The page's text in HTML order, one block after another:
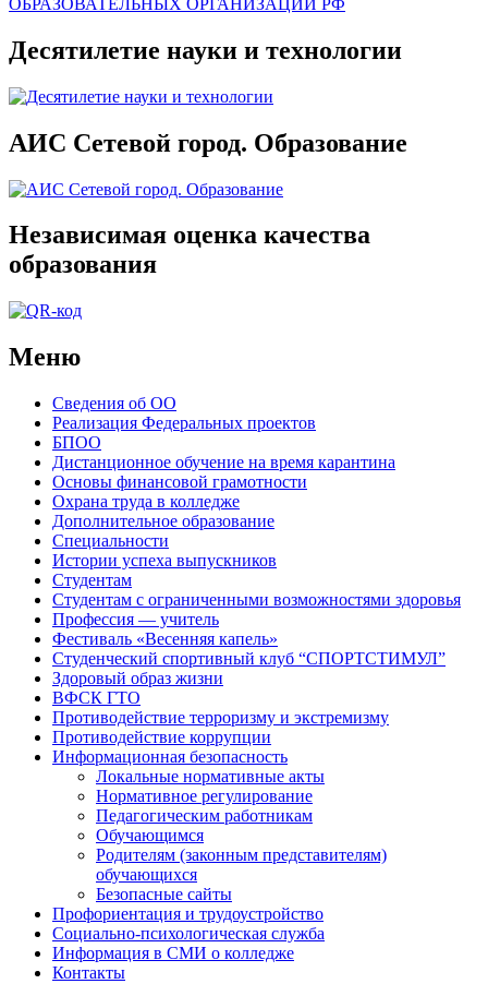
Десятилетие науки и технологии
АИС Сетевой город. Образование
Независимая оценка качества
образования
Меню
Сведения об ОО
Реализация Федеральных проектов
БПОО
Дистанционное обучение на время карантина
Основы финансовой грамотности
Охрана труда в колледже
Дополнительное образование
Специальности
Истории успеха выпускников
Студентам
Студентам с ограниченными возможностями здоровья
Профессия — учитель
Фестиваль «Весенняя капель»
Студенческий спортивный клуб “СПОРТСТИМУЛ”
Здоровый образ жизни
ВФСК ГТО
Противодействие терроризму и экстремизму
Противодействие коррупции
Информационная безопасность
Локальные нормативные акты
Нормативное регулирование
Педагогическим работникам
Обучающимся
Родителям (законным представителям)
обучающихся
Безопасные сайты
Профориентация и трудоустройство
Социально-психологическая служба
Информация в СМИ о колледже
Контакты